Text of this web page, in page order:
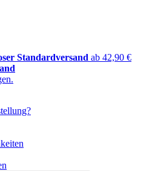
Standardversand ab 42,90 €